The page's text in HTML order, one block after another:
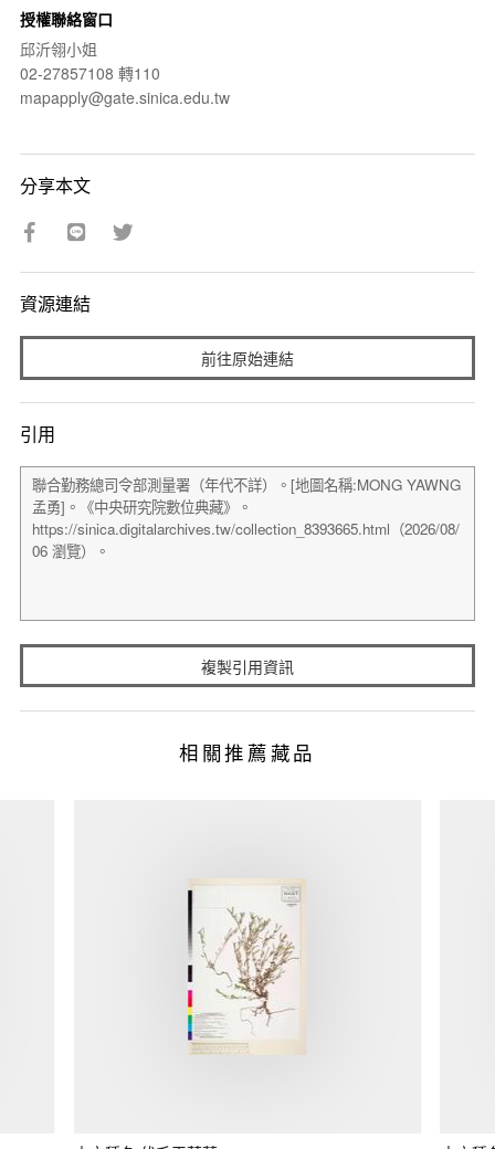
授權聯絡窗口
邱沂翎小姐
02-27857108 轉110
mapapply@gate.sinica.edu.tw
分享本文
資源連結
前往原始連結
引用
複製引用資訊
相關推薦藏品